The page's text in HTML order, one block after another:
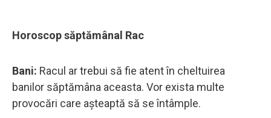
Horoscop săptămânal Rac
Bani: Racul ar trebui să fie atent în cheltuirea
banilor săptămâna aceasta. Vor exista multe
provocări care așteaptă să se întâmple.